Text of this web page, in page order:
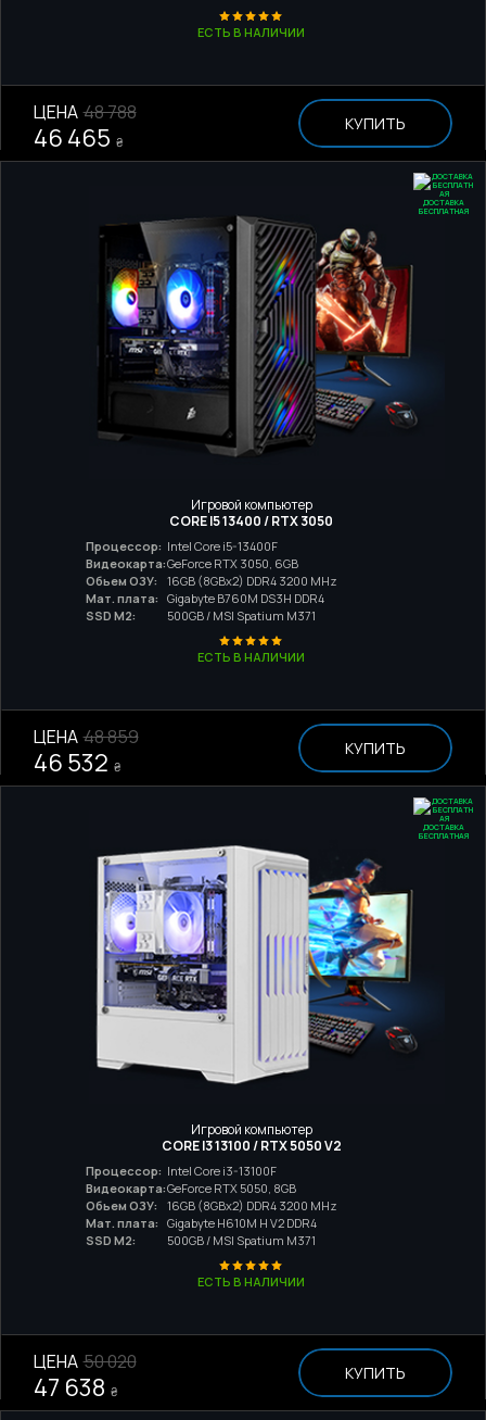
ЕСТЬ В НАЛИЧИИ
ЦЕНА 48 788
46 465 ₴
КУПИТЬ
ДОСТАВКА
БЕСПЛАТНАЯ
Игровой компьютер
CORE I5 13400 / RTX 3050
Процессор: Intel Core i5-13400F
Видеокарта:GeForce RTX 3050, 6GB
Обьем ОЗУ:
16GB (8GBx2) DDR4 3200 MHz
Мат. плата:
Gigabyte B760M DS3H DDR4
SSD M2:
500GB / MSI Spatium M371
ЕСТЬ В НАЛИЧИИ
ЦЕНА 48 859
46 532 ₴
КУПИТЬ
ДОСТАВКА
БЕСПЛАТНАЯ
Игровой компьютер
CORE I3 13100 / RTX 5050 V2
Процессор: Intel Core i3-13100F
Видеокарта:GeForce RTX 5050, 8GB
Обьем ОЗУ:
16GB (8GBx2) DDR4 3200 MHz
Мат. плата:
Gigabyte H610M H V2 DDR4
SSD M2:
500GB / MSI Spatium M371
ЕСТЬ В НАЛИЧИИ
ЦЕНА 50 020
47 638 ₴
КУПИТЬ